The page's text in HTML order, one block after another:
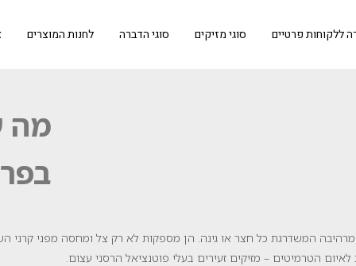
ללקוחות פרטיים סוגי מזיקים סוגי הדברה לחנות המוצרים
מה
המשדרגת כל חצר או גינה. הן מספקות לא רק צל ומחסה מפני קרני
הטרמיטים – מזיקים זעירים בעלי פוטנציאל הרסני עצום.